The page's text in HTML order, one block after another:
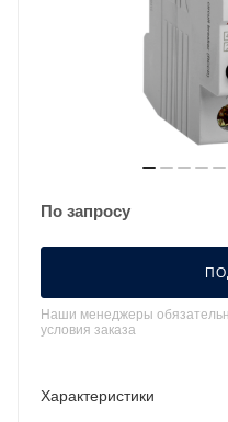
По запросу
Наши менеджеры
условия заказа
Характеристики